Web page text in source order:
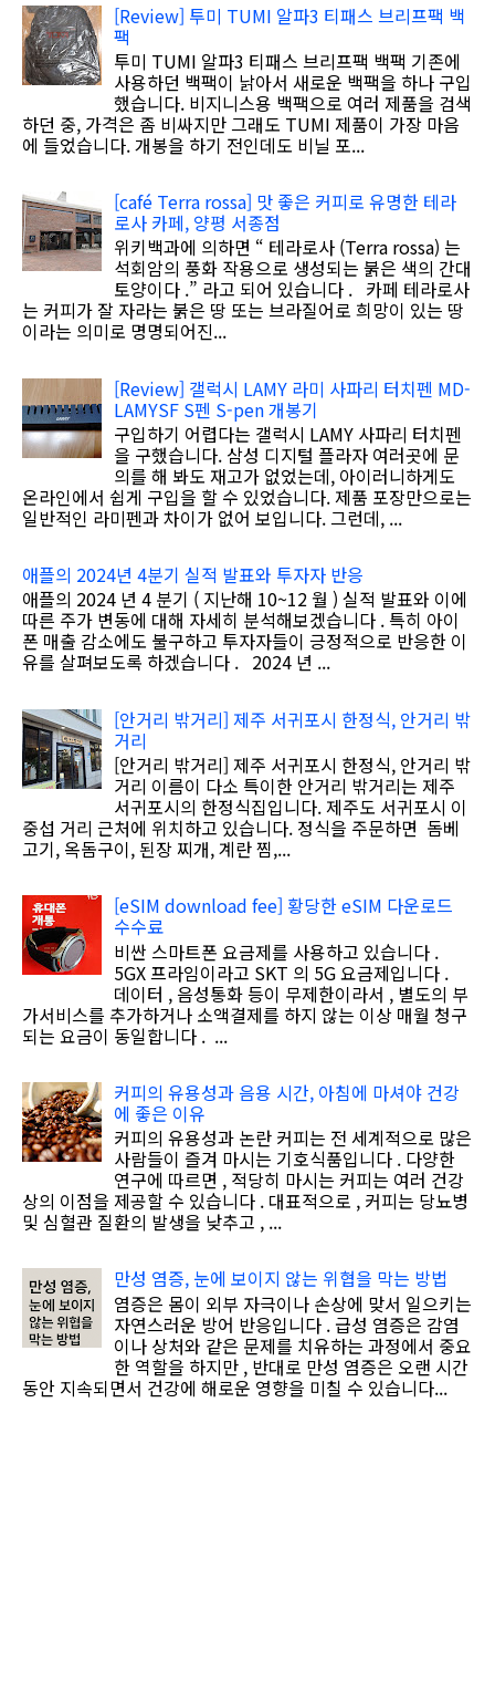
[Review] 투미 TUMI 알파3 티패스 브리프팩 백
팩
투미 TUMI 알파3 티패스 브리프팩 백팩 기존에
사용하던 백팩이 낡아서 새로운 백팩을 하나 구입
했습니다. 비지니스용 백팩으로 여러 제품을 검색
하던 중, 가격은 좀 비싸지만 그래도 TUMI 제품이 가장 마음
에 들었습니다. 개봉을 하기 전인데도 비닐 포...
[café Terra rossa] 맛 좋은 커피로 유명한 테라
로사 카페, 양평 서종점
위키백과에 의하면 “ 테라로사 (Terra rossa) 는
석회암의 풍화 작용으로 생성되는 붉은 색의 간대
토양이다 .” 라고 되어 있습니다 . 카페 테라로사
는 커피가 잘 자라는 붉은 땅 또는 브라질어로 희망이 있는 땅
이라는 의미로 명명되어진...
[Review] 갤럭시 LAMY 라미 사파리 터치펜 MD-
LAMYSF S펜 S-pen 개봉기
구입하기 어렵다는 갤럭시 LAMY 사파리 터치펜
을 구했습니다. 삼성 디지털 플라자 여러곳에 문
의를 해 봐도 재고가 없었는데, 아이러니하게도
온라인에서 쉽게 구입을 할 수 있었습니다. 제품 포장만으로는
일반적인 라미펜과 차이가 없어 보입니다. 그런데, ...
애플의 2024년 4분기 실적 발표와 투자자 반응
애플의 2024 년 4 분기 ( 지난해 10~12 월 ) 실적 발표와 이에
따른 주가 변동에 대해 자세히 분석해보겠습니다 . 특히 아이
폰 매출 감소에도 불구하고 투자자들이 긍정적으로 반응한 이
유를 살펴보도록 하겠습니다 . 2024 년 ...
[안거리 밖거리] 제주 서귀포시 한정식, 안거리 밖
거리
[안거리 밖거리] 제주 서귀포시 한정식, 안거리 밖
거리 이름이 다소 특이한 안거리 밖거리는 제주
서귀포시의 한정식집입니다. 제주도 서귀포시 이
중섭 거리 근처에 위치하고 있습니다. 정식을 주문하면 돔베
고기, 옥돔구이, 된장 찌개, 계란 찜,...
[eSIM download fee] 황당한 eSIM 다운로드
수수료
비싼 스마트폰 요금제를 사용하고 있습니다 .
5GX 프라임이라고 SKT 의 5G 요금제입니다 .
데이터 , 음성통화 등이 무제한이라서 , 별도의 부
가서비스를 추가하거나 소액결제를 하지 않는 이상 매월 청구
되는 요금이 동일합니다 . ...
커피의 유용성과 음용 시간, 아침에 마셔야 건강
에 좋은 이유
커피의 유용성과 논란 커피는 전 세계적으로 많은
사람들이 즐겨 마시는 기호식품입니다 . 다양한
연구에 따르면 , 적당히 마시는 커피는 여러 건강
상의 이점을 제공할 수 있습니다 . 대표적으로 , 커피는 당뇨병
및 심혈관 질환의 발생을 낮추고 , ...
만성 염증, 눈에 보이지 않는 위협을 막는 방법
염증은 몸이 외부 자극이나 손상에 맞서 일으키는
자연스러운 방어 반응입니다 . 급성 염증은 감염
이나 상처와 같은 문제를 치유하는 과정에서 중요
한 역할을 하지만 , 반대로 만성 염증은 오랜 시간
동안 지속되면서 건강에 해로운 영향을 미칠 수 있습니다...